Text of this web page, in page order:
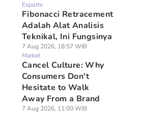
Potret Kecil
dari Anak
Jadi MJ
Man
Agu 2026, 05:28 WIB
9 Rekomendasi Film
Ditonton Bareng
Anak dan Remaja
06 Agu 2026, 13:49 WIB
Big Kid
Esports
Fibonacci Retracement
Adalah Alat Analisis
Teknikal, Ini Fungsinya
7 Aug 2026, 18:57 WIB
Market
Cancel Culture: Why
Consumers Don't
Hesitate to Walk
Away From a Brand
7 Aug 2026, 11:00 WIB